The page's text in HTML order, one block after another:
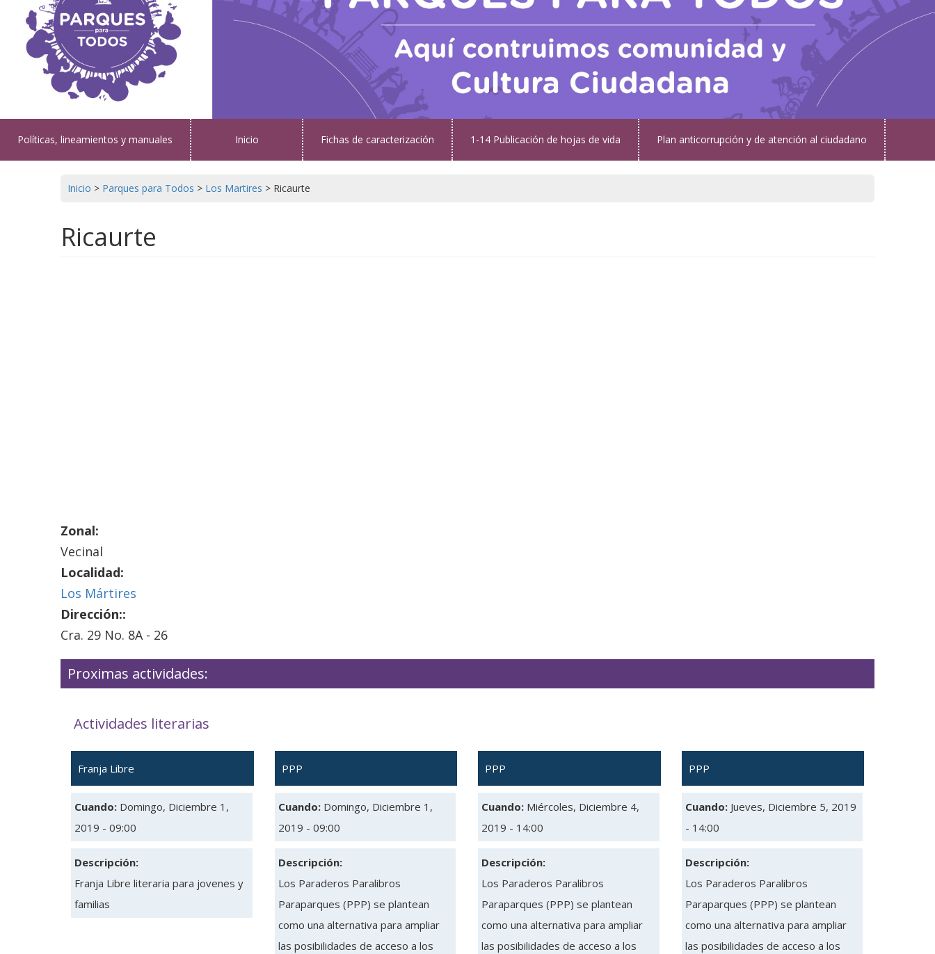
Políticas, lineamientos y manuales Inicio Fichas de caracterización 1-14 Publicación de hojas de vida Plan anticorrupción y de atención al ciudadano
Inicio > Parques para Todos > Los Martires > Ricaurte
Ricaurte
Zonal:
Vecinal
Localidad:
Los Mártires
Dirección::
Cra. 29 No. 8A - 26
Proximas actividades:
Actividades literarias
Franja Libre
Cuando: Domingo, Diciembre 1,
2019 - 09:00
Descripción:
Franja Libre literaria para jovenes y
familias
PPP
Cuando: Domingo, Diciembre 1,
2019 - 09:00
Descripción:
Los Paraderos Paralibros
Paraparques (PPP) se plantean
como una alternativa para ampliar
las posibilidades de acceso a los
PPP
Cuando: Miércoles, Diciembre 4,
2019 - 14:00
Descripción:
Los Paraderos Paralibros
Paraparques (PPP) se plantean
como una alternativa para ampliar
las posibilidades de acceso a los
PPP
Cuando: Jueves, Diciembre 5, 2019
- 14:00
Descripción:
Los Paraderos Paralibros
Paraparques (PPP) se plantean
como una alternativa para ampliar
las posibilidades de acceso a los